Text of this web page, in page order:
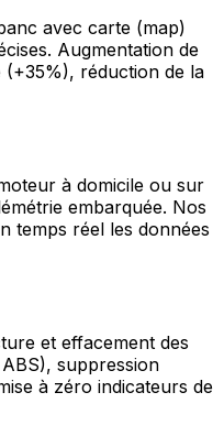
avec carte (map)
Augmentation de
réduction de la
à domicile ou sur
embarquée. Nos
temps réel les données
et effacement des
suppression
à zéro indicateurs de